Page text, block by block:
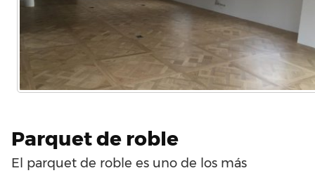
Parquet de roble
El parquet de roble es uno de los más